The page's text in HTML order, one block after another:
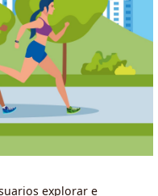
explorar e